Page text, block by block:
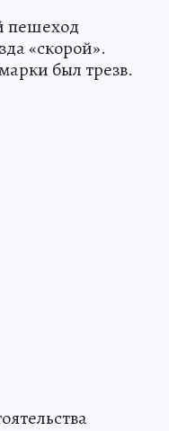
пешеход
«скорой».
был трезв.